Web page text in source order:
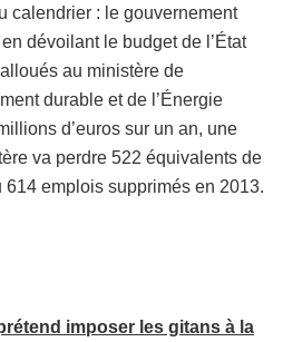
calendrier : le gouvernement
dévoilant le budget de l’État
au ministère de
durable et de l’Énergie
d’euros sur un an, une
va perdre 522 équivalents de
614 emplois supprimés en 2013.
imposer les gitans à la